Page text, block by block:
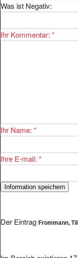
Was ist Negativ:
Ihr Kommentar: *
Ihr Name: *
Ihre E-mail: *
Der Eintrag Frommann,